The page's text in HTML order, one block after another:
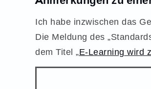
Ich habe inzwischen das
Die Meldung des
dem Titel „E-Learning wird